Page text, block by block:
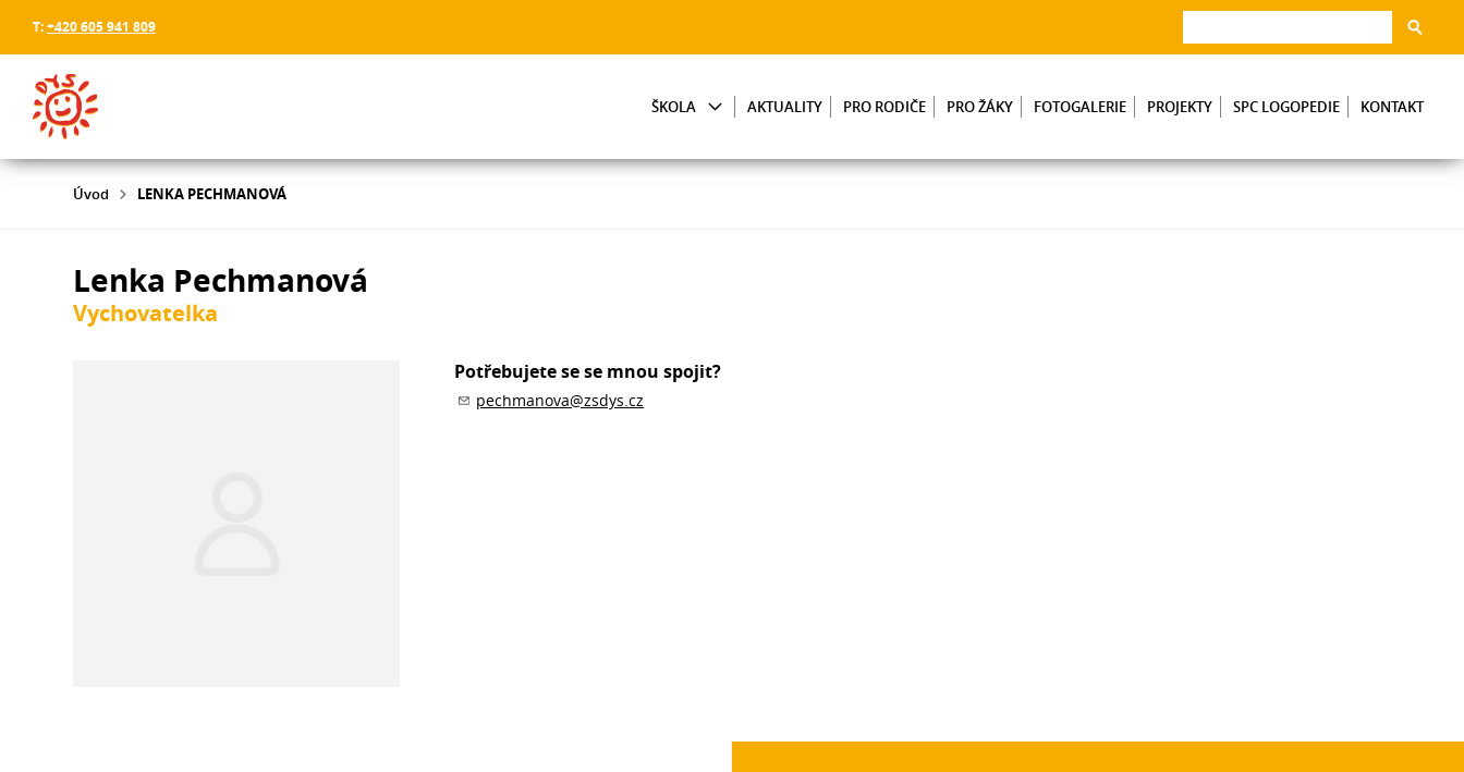
T:+420 605 941 809
ŠKOLA AKTUALITY PRO RODIČE PRO ŽÁKY FOTOGALERIE PROJEKTY SPC LOGOPEDIE KONTAKT
Úvod LENKA PECHMANOVÁ
Lenka Pechmanová
Vychovatelka
Potřebujete se se mnou spojit?
pechmanova@zsdys.cz